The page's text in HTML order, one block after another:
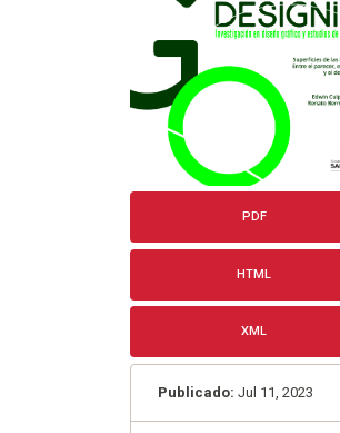
PDF
HTML
XML
Publicado: Jul 11, 2023